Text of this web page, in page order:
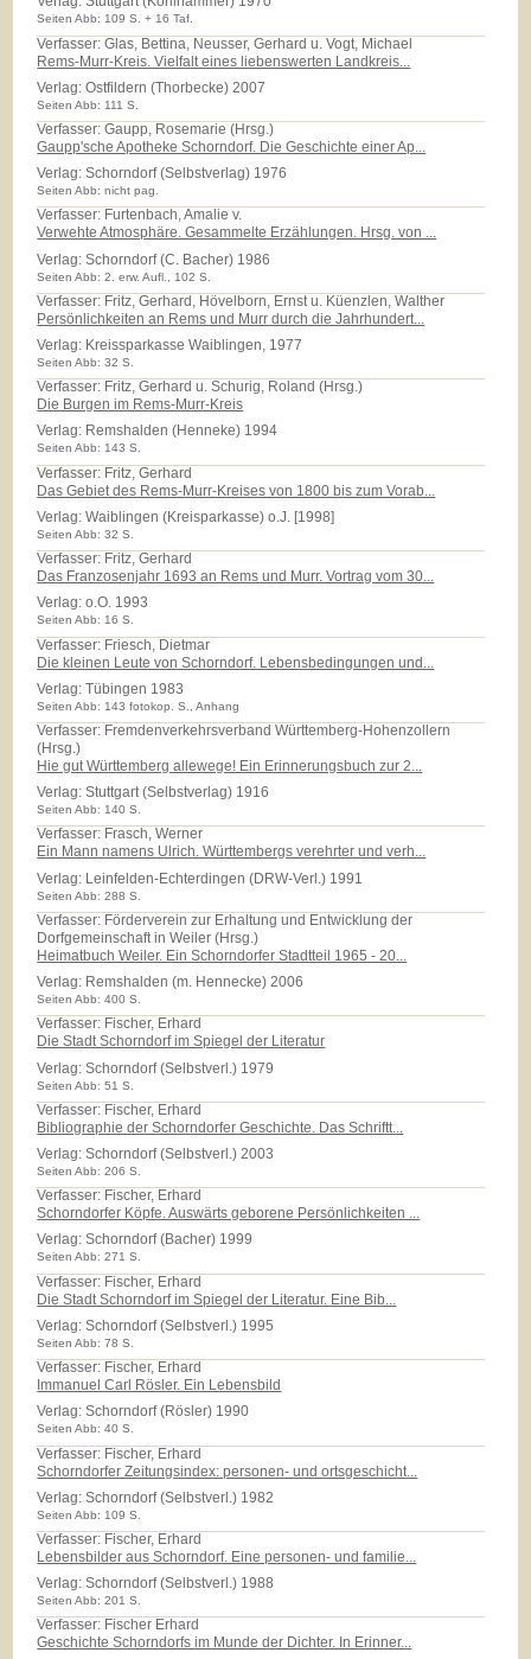
Seiten Abb: 109 S. + 16 Taf.
Verfasser: Glas, Bettina, Neusser, Gerhard u. Vogt, Michael
Rems-Murr-Kreis. Vielfalt eines liebenswerten Landkreis...
Verlag:Ostfildern (Thorbecke) 2007
Seiten Abb: 111 S.
Verfasser: Gaupp, Rosemarie (Hrsg.)
Gaupp'sche Apotheke Schorndorf. Die Geschichte einer Ap...
Verlag:Schorndorf (Selbstverlag) 1976
Seiten Abb: nicht pag.
Verfasser: Furtenbach, Amalie v.
Verwehte Atmosphäre. Gesammelte Erzählungen. Hrsg. von ...
Verlag:Schorndorf (C. Bacher) 1986
Seiten Abb: 2. erw. Aufl., 102 S.
Verfasser: Fritz, Gerhard, Hövelborn, Ernst u. Küenzlen, Walther
Persönlichkeiten an Rems und Murr durch die Jahrhundert...
Verlag: Kreissparkasse Waiblingen, 1977
Seiten Abb: 32 S.
Verfasser: Fritz, Gerhard u. Schurig, Roland (Hrsg.)
Die Burgen im Rems-Murr-Kreis
Verlag: Remshalden (Henneke) 1994
Seiten Abb: 143 S.
Verfasser: Fritz, Gerhard
Das Gebiet des Rems-Murr-Kreises von 1800 bis zum Vorab...
Verlag:Waiblingen (Kreisparkasse) o.J. [1998]
Seiten Abb: 32 S.
Verfasser: Fritz, Gerhard
Das Franzosenjahr 1693 an Rems und Murr. Vortrag vom 30...
Verlag:o.O. 1993
Seiten Abb: 16 S.
Verfasser: Friesch, Dietmar
Die kleinen Leute von Schorndorf. Lebensbedingungen und...
Verlag:Tübingen 1983
Seiten Abb: 143 fotokop. S., Anhang
Verfasser: Fremdenverkehrsverband Württemberg-Hohenzollern
(Hrsg.)
Hie gut Württemberg allewege! Ein Erinnerungsbuch zur 2...
Verlag:Stuttgart (Selbstverlag) 1916
Seiten Abb: 140 S.
Verfasser: Frasch, Werner
Ein Mann namens Ulrich. Württembergs verehrter und verh...
Verlag: Leinfelden-Echterdingen (DRW-Verl.) 1991
Seiten Abb: 288 S.
Verfasser: Förderverein zur Erhaltung und Entwicklung der
Dorfgemeinschaft in Weiler (Hrsg.)
Heimatbuch Weiler. Ein Schorndorfer Stadtteil 1965 - 20...
Verlag: Remshalden (m. Hennecke) 2006
Seiten Abb: 400 S.
Verfasser: Fischer, Erhard
Die Stadt Schorndorf im Spiegel der Literatur
Verlag:Schorndorf (Selbstverl.) 1979
Seiten Abb: 51 S.
Verfasser: Fischer, Erhard
Bibliographie der Schorndorfer Geschichte. Das Schriftt...
Verlag:Schorndorf (Selbstverl.) 2003
Seiten Abb: 206 S.
Verfasser: Fischer, Erhard
Schorndorfer Köpfe. Auswärts geborene Persönlichkeiten ...
Verlag:Schorndorf (Bacher) 1999
Seiten Abb: 271 S.
Verfasser: Fischer, Erhard
Die Stadt Schorndorf im Spiegel der Literatur. Eine Bib...
Verlag:Schorndorf (Selbstverl.) 1995
Seiten Abb: 78 S.
Verfasser: Fischer, Erhard
Immanuel Carl Rösler. Ein Lebensbild
Verlag:Schorndorf (Rösler) 1990
Seiten Abb: 40 S.
Verfasser: Fischer, Erhard
Schorndorfer Zeitungsindex: personen- und ortsgeschicht...
Verlag:Schorndorf (Selbstverl.) 1982
Seiten Abb: 109 S.
Verfasser: Fischer, Erhard
Lebensbilder aus Schorndorf. Eine personen- und familie...
Verlag:Schorndorf (Selbstverl.) 1988
Seiten Abb: 201 S.
Verfasser: Fischer Erhard
Geschichte Schorndorfs im Munde der Dichter. In Erinner...